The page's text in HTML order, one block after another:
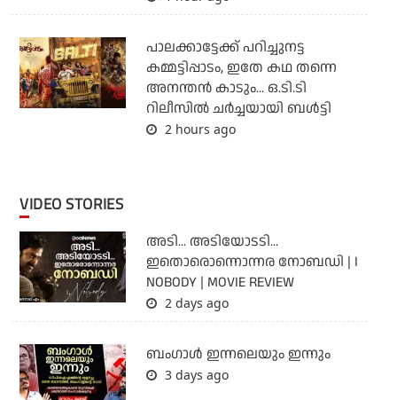
പാലക്കാട്ടേക്ക് പറിച്ചുനട്ട
കമ്മട്ടിപ്പാടം, ഇതേ കഥ തന്നെ
അനന്തന്‍ കാടും... ഒ.ടി.ടി
റിലീസില്‍ ചര്‍ച്ചയായി ബള്‍ട്ടി
2 hours ago
VIDEO STORIES
അടി... അടിയോടടി...
ഇതൊരൊന്നൊന്നര നോബഡി | I
NOBODY | MOVIE REVIEW
2 days ago
ബംഗാള്‍ ഇന്നലെയും ഇന്നും
3 days ago